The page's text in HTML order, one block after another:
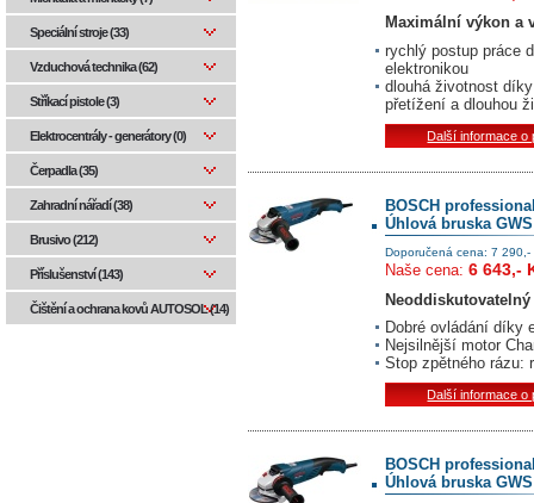
Maximální výkon a
rychlý postup práce
elektronikou
dlouhá životnost
přetížení a dlouhou
Další informace o
BOSCH
Úhlová bruska GWS
Doporučená cena: 7 290,-
Naše cena: 6 643,-
Dobré ovládání díky
Nejsilnější motor
Stop zpětného rázu:
Další informace o
BOSCH
Úhlová bruska
Speciální stroje (33)
Vzduchová technika (62)
Stříkací pistole (3)
Elektrocentrály - generátory (0)
Čerpadla (35)
Zahradní nářadí (38)
Brusivo (212)
Příslušenství (143)
Čištění a ochrana kovů AUTOSOL (14)